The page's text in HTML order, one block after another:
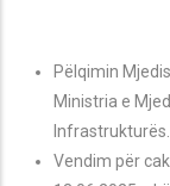
Pëlqimin
Ministria e
Infrastrukturës.
Vendim për